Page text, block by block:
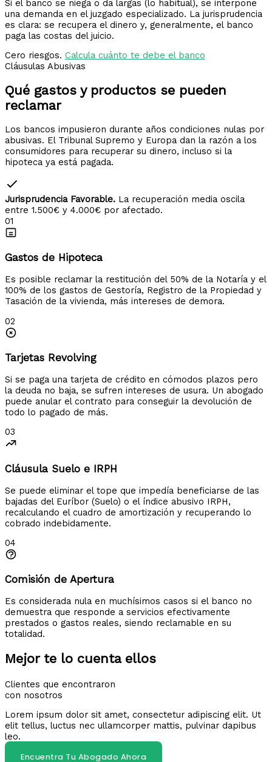
Si el banco se niega o da largas (lo habitual), se interpone
una demanda en el juzgado especializado. La jurisprudencia
es clara: se recupera el dinero y, generalmente, el banco
paga las costas del juicio.
Cero riesgos. Calcula cuánto te debe el banco
Cláusulas Abusivas
Qué gastos y productos se pueden
reclamar
Los bancos impusieron durante años condiciones nulas por
abusivas. El Tribunal Supremo y Europa dan la razón a los
consumidores para recuperar su dinero, incluso si la
hipoteca ya está pagada.
Jurisprudencia Favorable. La recuperación media oscila
entre 1.500€ y 4.000€ por afectado.
01
Gastos de Hipoteca
Es posible reclamar la restitución del 50% de la Notaría y el
100% de los gastos de Gestoría, Registro de la Propiedad y
Tasación de la vivienda, más intereses de demora.
02
Tarjetas Revolving
Si se paga una tarjeta de crédito en cómodos plazos pero
la deuda no baja, se sufren intereses de usura. Un abogado
puede anular el contrato para conseguir la devolución de
todo lo pagado de más.
03
Cláusula Suelo e IRPH
Se puede eliminar el tope que impedía beneficiarse de las
bajadas del Euríbor (Suelo) o el índice abusivo IRPH,
recalculando el cuadro de amortización y recuperando lo
cobrado indebidamente.
04
Comisión de Apertura
Es considerada nula en muchísimos casos si el banco no
demuestra que responde a servicios efectivamente
prestados o gastos reales, siendo reclamable en su
totalidad.
Mejor te lo cuenta ellos
Clientes que encontraron
con nosotros
Lorem ipsum dolor sit amet, consectetur adipiscing elit. Ut
elit tellus, luctus nec ullamcorper mattis, pulvinar dapibus
leo.
Encuentra Tu Abogado Ahora